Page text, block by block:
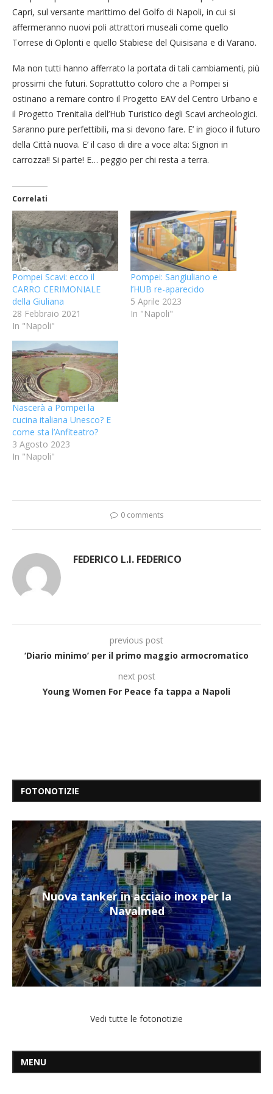
Capri, sul versante marittimo del Golfo di Napoli, in cui si
affermeranno nuovi poli attrattori museali come quello
Torrese di Oplonti e quello Stabiese del Quisisana e di Varano.
Ma non tutti hanno afferrato la portata di tali cambiamenti, più
prossimi che futuri. Soprattutto coloro che a Pompei si
ostinano a remare contro il Progetto EAV del Centro Urbano e
il Progetto Trenitalia dell’Hub Turistico degli Scavi archeologici.
Saranno pure perfettibili, ma si devono fare. E’ in gioco il futuro
della Città nuova. E’ il caso di dire a voce alta: Signori in
carrozza!! Si parte! E… peggio per chi resta a terra.
Correlati
Pompei Scavi: ecco il
CARRO CERIMONIALE
della Giuliana
28 Febbraio 2021
In "Napoli"
Pompei: Sangiuliano e
l’HUB re-aparecido
5 Aprile 2023
In "Napoli"
Nascerà a Pompei la
cucina italiana Unesco? E
come sta l’Anfiteatro?
3 Agosto 2023
In "Napoli"
0 comments
FEDERICO L.I. FEDERICO
previous post
‘Diario minimo’ per il primo maggio armocromatico
next post
Young Women For Peace fa tappa a Napoli
FOTONOTIZIE
Nuova tanker in acciaio inox per la
Navalmed
Vedi tutte le fotonotizie
MENU